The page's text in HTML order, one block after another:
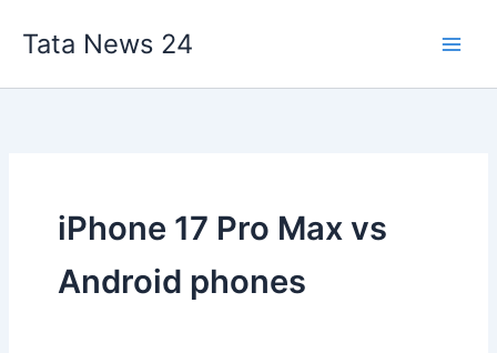
Tata News 24
iPhone 17 Pro Max vs
Android phones